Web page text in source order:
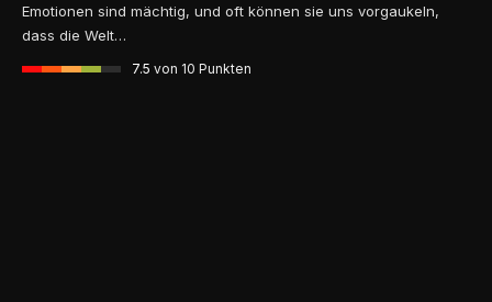
Emotionen sind mächtig, und oft können sie uns vorgaukeln,
dass die Welt…
7.5 von 10 Punkten